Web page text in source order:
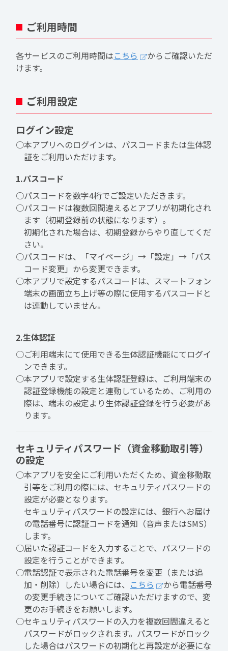
ご利用時間
各サービスのご利用時間はこちら
からご確認いただ
けます。
ご利用設定
ログイン設定
○本アプリへのログインは、パスコードまたは生体認
証をご利用いただけます。
1.パスコード
○パスコードを数字4桁でご設定いただきます。
○パスコードは複数回間違えるとアプリが初期化され
ます（初期登録前の状態になります）。
初期化された場合は、初期登録からやり直してくだ
さい。
○パスコードは、「マイページ」→「設定」→「パス
コード変更」から変更できます。
○本アプリで設定するパスコードは、スマートフォン
端末の画面立ち上げ等の際に使用するパスコードと
は連動していません。
2.生体認証
○ご利用端末にて使用できる生体認証機能にてログイ
ンできます。
○本アプリで設定する生体認証登録は、ご利用端末の
認証登録機能の設定と連動しているため、ご利用の
際は、端末の設定より生体認証登録を行う必要があ
ります。
セキュリティパスワード（資金移動取引等）
の設定
○本アプリを安全にご利用いただくため、資金移動取
引等をご利用の際には、セキュリティパスワードの
設定が必要となります。
セキュリティパスワードの設定には、銀行へお届け
の電話番号に認証コードを通知（音声またはSMS）
します。
○届いた認証コードを入力することで、パスワードの
設定を行うことができます。
○電話認証で表示された電話番号を変更（または追
加・削除）したい場合には、 こちら
から電話番号
の変更手続きについてご確認いただけますので、変
更のお手続きをお願いします。
○セキュリティパスワードの入力を複数回間違えると
パスワードがロックされます。パスワードがロック
した場合はパスワードの初期化と再設定が必要にな